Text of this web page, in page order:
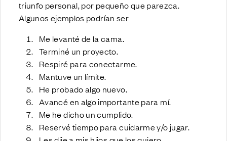
triunfo personal, por pequeño que parezca.
Algunos ejemplos podrían ser
Me levanté de la cama.
Terminé un proyecto.
Respiré para conectarme.
Mantuve un límite.
He probado algo nuevo.
Avancé en algo importante para mí.
Me he dicho un cumplido.
Reservé tiempo para cuidarme y/o jugar.